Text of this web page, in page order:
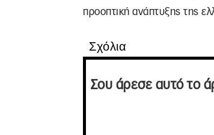
προοπτική ανάπτυξης της
Σχόλια
Σου άρεσε αυτό το